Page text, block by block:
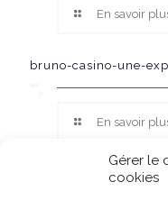
Gérer le
cookies
En savoir
bruno-casino-une-
En savoir